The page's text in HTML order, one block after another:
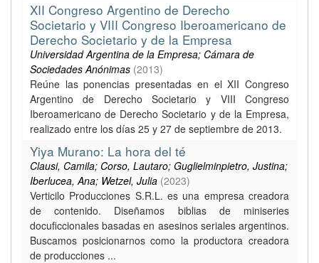
XII Congreso Argentino de Derecho
Societario y VIII Congreso Iberoamericano de
Derecho Societario y de la Empresa
Universidad Argentina de la Empresa; Cámara de
Sociedades Anónimas (2013)
Reúne las ponencias presentadas en el XII Congreso
Argentino de Derecho Societario y VIII Congreso
Iberoamericano de Derecho Societario y de la Empresa,
realizado entre los días 25 y 27 de septiembre de 2013.
Yiya Murano: La hora del té
Clausi, Camila; Corso, Lautaro; Guglielminpietro, Justina;
Iberlucea, Ana; Wetzel, Julia (2023)
Verticilo Producciones S.R.L. es una empresa creadora
de contenido. Diseñamos biblias de miniseries
docuficcionales basadas en asesinos seriales argentinos.
Buscamos posicionarnos como la productora creadora
de producciones ...